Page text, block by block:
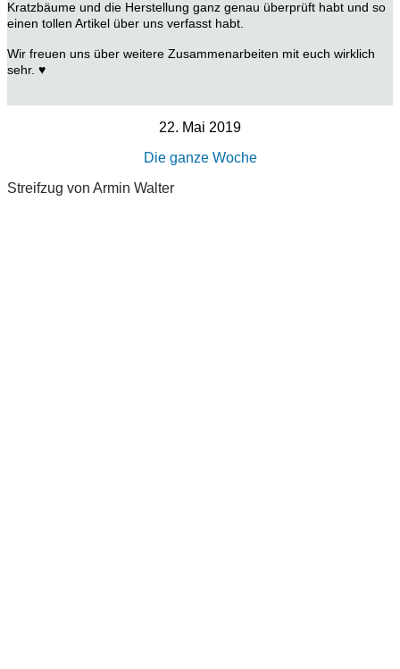
Kratzbäume und die Herstellung ganz genau überprüft habt und so
einen tollen Artikel über uns verfasst habt.
Wir freuen uns über weitere Zusammenarbeiten mit euch wirklich
sehr. ♥
22. Mai 2019
Die ganze Woche
Streifzug von Armin Walter